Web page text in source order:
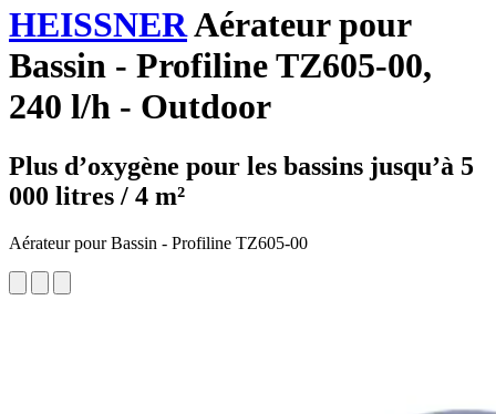
HEISSNERAérateur pour
Bassin - Profiline TZ605-00,
240 l/h - Outdoor
Plus d’oxygène pour les bassins jusqu’à 5
000 litres / 4 m²
Aérateur pour Bassin - Profiline TZ605-00